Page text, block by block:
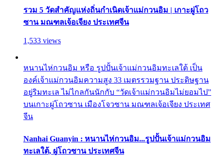
รวม 5 วัดสำคัญแห่งถิ่นกำเนิดเจ้าแม่กวนอิม | เกาะผู่โถว
ซาน มณฑลเจ้อเจียง ประเทศจีน
1,533 views
หนานไห่กวนอิม หรือ รูปปั้นเจ้าแม่กวนอิมทะเลใต้ เป็น
องค์เจ้าแม่กวนอิมความสูง 33 เมตรรวมฐาน ประดิษฐาน
อยู่ริมทะเล ไม่ไกลกันนักกับ “วัดเจ้าแม่กวนอิมไม่ยอมไป”
บนเกาะผู่โถวซาน เมืองโจวซาน มณฑลเจ้อเจียง ประเทศ
จีน
Nanhai Guanyin : หนานไห่กวนอิม...รูปปั้นเจ้าแม่กวนอิม
ทะเลใต้, ผู่โถวซาน ประเทศจีน